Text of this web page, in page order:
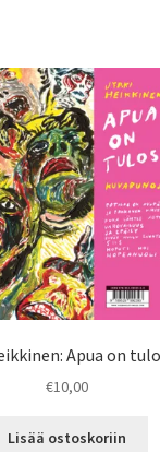
Apua on
€10,00
Lisää ostoskoriin